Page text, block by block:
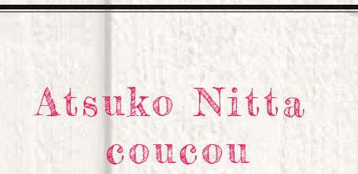
Atsuko Nitta
coucou